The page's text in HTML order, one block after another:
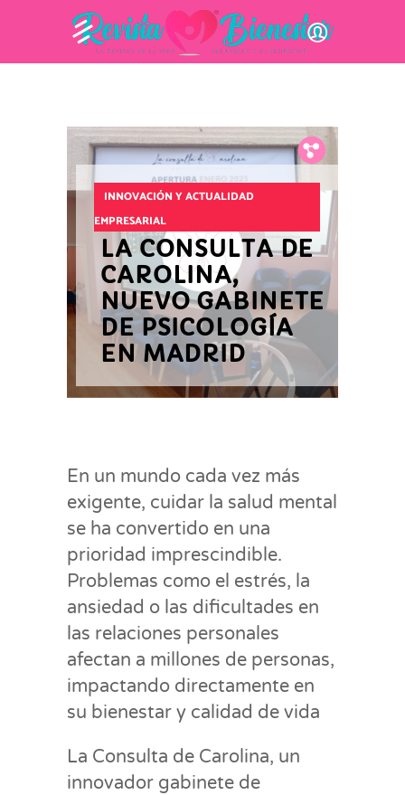
Fb.
Tw.
Pin.
INNOVACIÓN Y ACTUALIDAD
EMPRESARIAL
LA CONSULTA DE
CAROLINA,
NUEVO GABINETE
DE PSICOLOGÍA
EN MADRID
En un mundo cada vez más
exigente, cuidar la salud mental
se ha convertido en una
prioridad imprescindible.
Problemas como el estrés, la
ansiedad o las dificultades en
las relaciones personales
afectan a millones de personas,
impactando directamente en
su bienestar y calidad de vida
La Consulta de Carolina, un
innovador gabinete de